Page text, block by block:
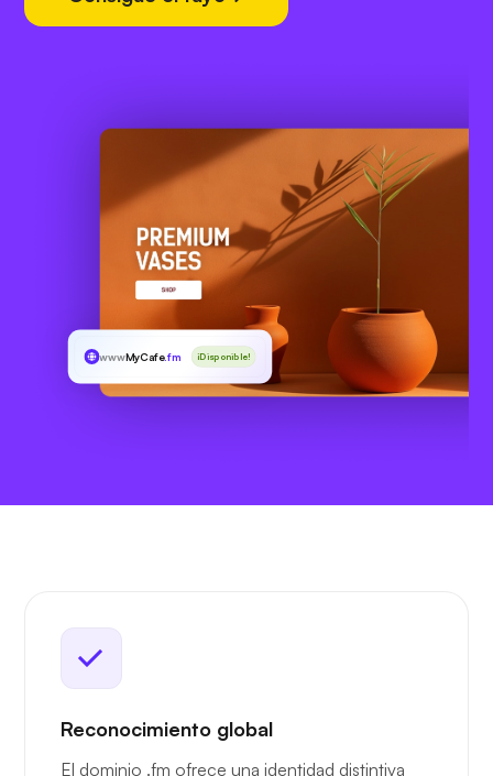
wwwMyCafe.fm ¡Disponible!
Reconocimiento global
El dominio .fm ofrece una identidad distintiva